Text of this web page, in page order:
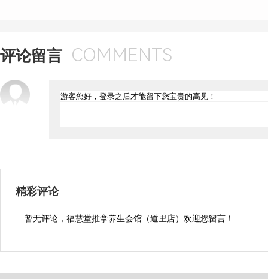
评论留言 COMMENTS
精彩评论
暂无评论，福慧堂推拿养生会馆（道里店）欢迎您留言！